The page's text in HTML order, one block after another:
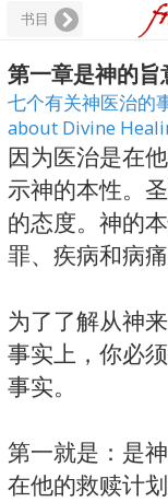
书目
第一章是神的旨
七个有关神医治的
about Divine
因为医治是在
示神的本性。
的态度。神的
罪、疾病和病
为了了解从神
事实上，你必
事实。
第一就是：是
在他的救赎计划